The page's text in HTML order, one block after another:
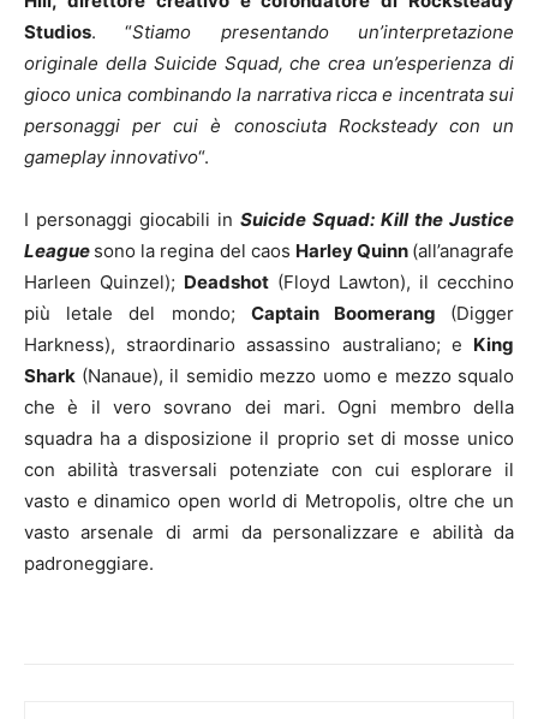
Studios. “Stiamo presentando un’interpretazione
originale della Suicide Squad, che crea un’esperienza di
gioco unica combinando la narrativa ricca e incentrata sui
personaggi per cui è conosciuta Rocksteady con un
gameplay innovativo“.
I personaggi giocabili in Suicide Squad: Kill the Justice
League sono la regina del caos Harley Quinn (all’anagrafe
Harleen Quinzel); Deadshot (Floyd Lawton), il cecchino
più letale del mondo; Captain Boomerang (Digger
Harkness), straordinario assassino australiano; e King
Shark (Nanaue), il semidio mezzo uomo e mezzo squalo
che è il vero sovrano dei mari. Ogni membro della
squadra ha a disposizione il proprio set di mosse unico
con abilità trasversali potenziate con cui esplorare il
vasto e dinamico open world di Metropolis, oltre che un
vasto arsenale di armi da personalizzare e abilità da
padroneggiare.